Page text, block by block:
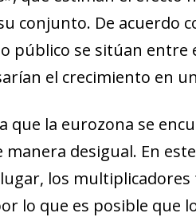
conjunto. De acuerdo
público se sitúan entre
el crecimiento en
que la eurozona se
desigual. En
los multiplicadores
lo que es posible que